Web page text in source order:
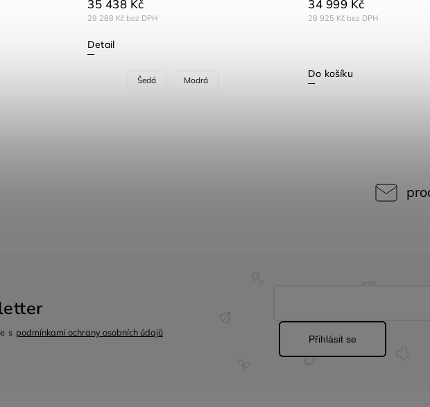
29 288 Kč bez DPH
35 438 Kč
Detail
Šedá Modrá
28 925 Kč bez DPH
34 999 Kč
Do košíku
s podmínkami ochrany osobních údajů
Přihlásit se